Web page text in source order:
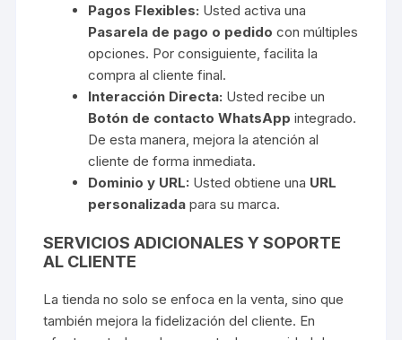
Pagos Flexibles: Usted activa una
Pasarela de pago o pedido con múltiples
opciones. Por consiguiente, facilita la
compra al cliente final.
Interacción Directa: Usted recibe un
Botón de contacto WhatsApp integrado.
De esta manera, mejora la atención al
cliente de forma inmediata.
Dominio y URL: Usted obtiene una URL
personalizada para su marca.
SERVICIOS ADICIONALES Y SOPORTE
AL CLIENTE
La tienda no solo se enfoca en la venta, sino que
también mejora la fidelización del cliente. En